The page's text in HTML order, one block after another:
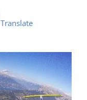
Translate